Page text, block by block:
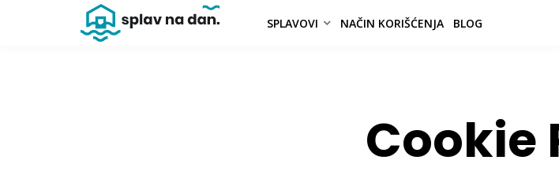
SPLAVOVI NAČIN KORIŠĆENJA BLOG
Cookie